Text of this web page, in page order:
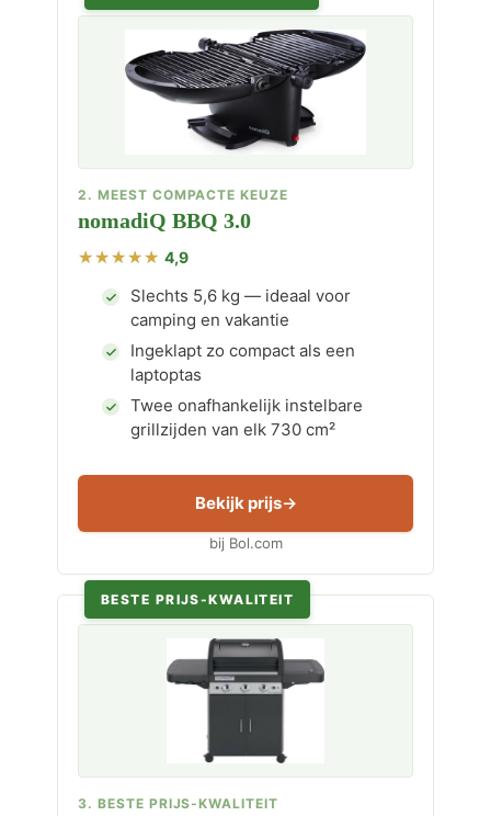
2. MEEST COMPACTE KEUZE
nomadiQ BBQ 3.0
4,9
Slechts 5,6 kg — ideaal voor
camping en vakantie
Ingeklapt zo compact als een
laptoptas
Twee onafhankelijk instelbare
grillzijden van elk 730 cm²
Bekijk prijs
bij Bol.com
BESTE PRIJS-KWALITEIT
3. BESTE PRIJS-KWALITEIT